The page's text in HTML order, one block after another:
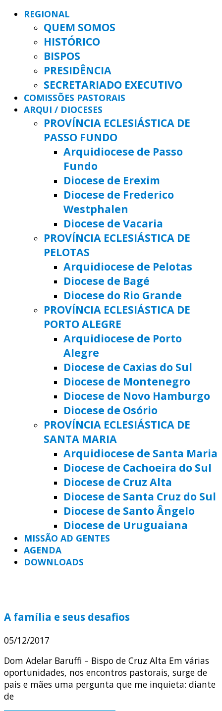
REGIONAL
QUEM SOMOS
HISTÓRICO
BISPOS
PRESIDÊNCIA
SECRETARIADO EXECUTIVO
COMISSÕES PASTORAIS
ARQUI / DIOCESES
PROVÍNCIA ECLESIÁSTICA DE
PASSO FUNDO
Arquidiocese de Passo
Fundo
Diocese de Erexim
Diocese de Frederico
Westphalen
Diocese de Vacaria
PROVÍNCIA ECLESIÁSTICA DE
PELOTAS
Arquidiocese de Pelotas
Diocese de Bagé
Diocese do Rio Grande
PROVÍNCIA ECLESIÁSTICA DE
PORTO ALEGRE
Arquidiocese de Porto
Alegre
Diocese de Caxias do Sul
Diocese de Montenegro
Diocese de Novo Hamburgo
Diocese de Osório
PROVÍNCIA ECLESIÁSTICA DE
SANTA MARIA
Arquidiocese de Santa Maria
Diocese de Cachoeira do Sul
Diocese de Cruz Alta
Diocese de Santa Cruz do Sul
Diocese de Santo Ângelo
Diocese de Uruguaiana
MISSÃO AD GENTES
AGENDA
DOWNLOADS
A família e seus desafios
05/12/2017
Dom Adelar Baruffi – Bispo de Cruz Alta Em várias
oportunidades, nos encontros pastorais, surge de
pais e mães uma pergunta que me inquieta: diante
de